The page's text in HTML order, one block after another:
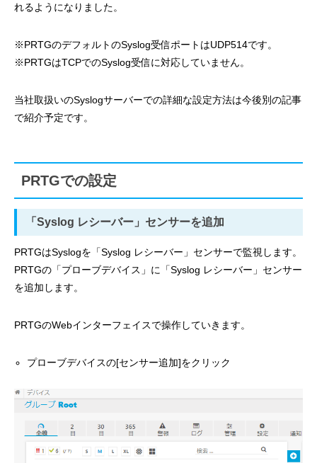
れるようになりました。
※PRTGのデフォルトのSyslog受信ポートはUDP514です。
※PRTGはTCPでのSyslog受信に対応していません。
当社取扱いのSyslogサーバーでの詳細な設定方法は今後別の記事
で紹介予定です。
PRTGでの設定
「Syslog レシーバー」センサーを追加
PRTGはSyslogを「Syslog レシーバー」センサーで監視します。
PRTGの「プローブデバイス」に「Syslog レシーバー」センサー
を追加します。
PRTGのWebインターフェイスで操作していきます。
プローブデバイスの[センサー追加]をクリック